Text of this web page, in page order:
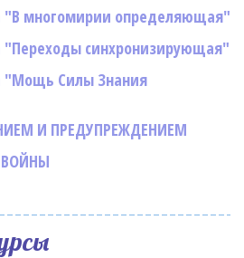
"В многомирии определяющая"
"Переходы синхронизирующая"
"Мощь Силы Знания
И ПРЕДУПРЕЖДЕНИЕМ